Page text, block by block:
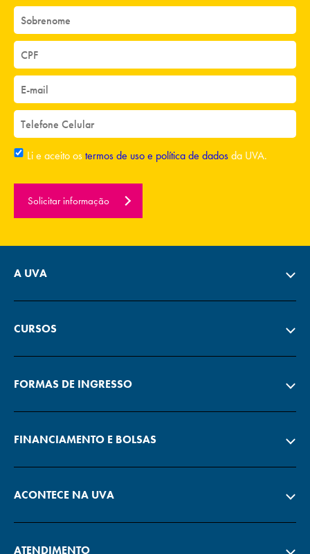
Li e aceito ostermos de uso e política de dadosda UVA.
Solicitar informação
A UVA
CURSOS
FORMAS DE INGRESSO
FINANCIAMENTO E BOLSAS
ACONTECE NA UVA
ATENDIMENTO